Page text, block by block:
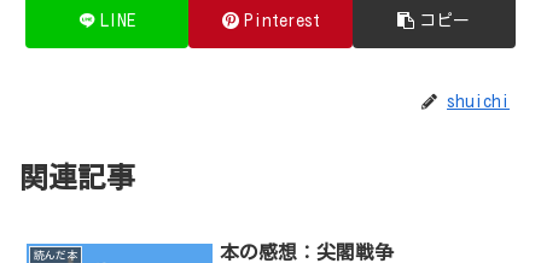
LINE Pinterest コピー
shuichi
関連記事
読んだ本 本の感想：尖閣戦争